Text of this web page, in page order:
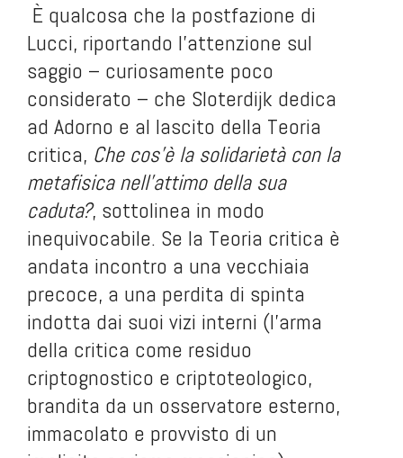
È qualcosa che la postfazione di
Lucci, riportando l’attenzione sul
saggio – curiosamente poco
considerato – che Sloterdijk dedica
ad Adorno e al lascito della Teoria
critica, Che cos’è la solidarietà con la
metafisica nell’attimo della sua
caduta?, sottolinea in modo
inequivocabile. Se la Teoria critica è
andata incontro a una vecchiaia
precoce, a una perdita di spinta
indotta dai suoi vizi interni (l’arma
della critica come residuo
criptognostico e criptoteologico,
brandita da un osservatore esterno,
immacolato e provvisto di un